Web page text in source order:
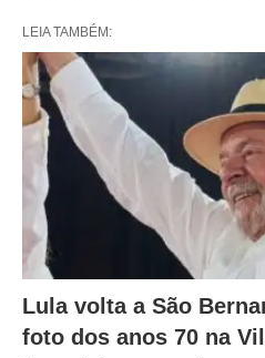
LEIA TAMBÉM:
Lula volta a São
foto dos anos 70 na